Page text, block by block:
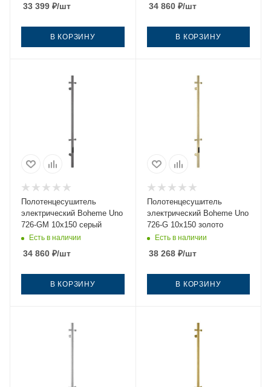
33 399 ₽/шт
В КОРЗИНУ
34 860₽/шт
В КОРЗИНУ
Полотенцесушитель
электрический Boheme Uno
726-GM 10х150 серый
Есть в наличии
34 860 ₽/шт
В КОРЗИНУ
Полотенцесушитель
электрический Boheme Uno
726-G 10х150 золото
Есть в наличии
38 268₽/шт
В КОРЗИНУ